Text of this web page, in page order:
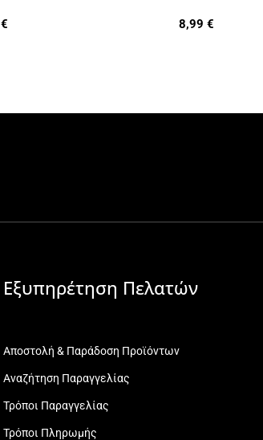
€ 8,99 €
Εξυπηρέτηση Πελατών
Αποστολή & Παράδοση Προϊόντων
Αναζήτηση Παραγγελίας
Τρόποι Παραγγελίας
Τρόποι Πληρωμής